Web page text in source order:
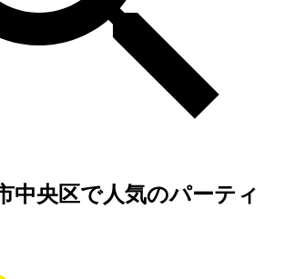
中央区で人気のパーティ